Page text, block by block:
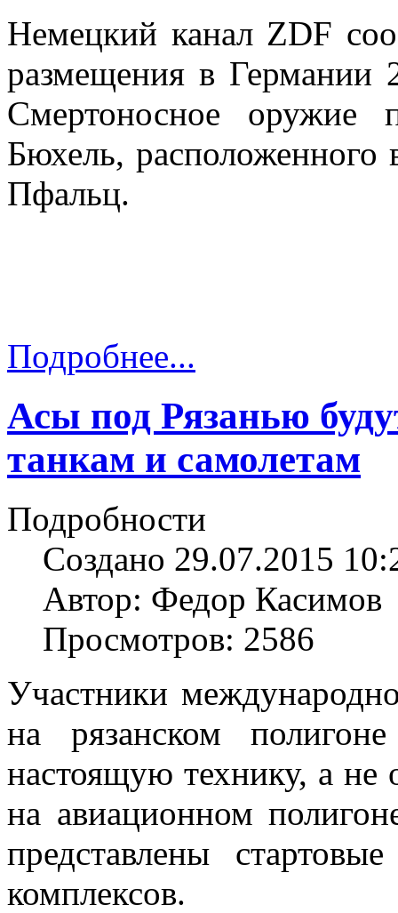
Немецкий канал ZDF
размещения в
Смертоносное оружие
Бюхель, расположенного
Пфальц.
Подробнее...
Асы под Рязанью
танкам и самолетам
Подробности
Создано 29.07.2015
Автор: Федор Касимов
Просмотров: 2586
Участники
на рязанском
настоящую технику, а
на авиационном
представлены
комплексов.